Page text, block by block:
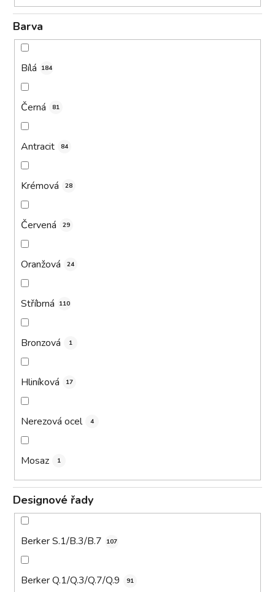
Barva
Bílá 184
Černá 81
Antracit 84
Krémová 28
Červená 29
Oranžová 24
Stříbrná 110
Bronzová 1
Hliníková 17
Nerezová ocel 4
Mosaz 1
Designové řady
Berker S.1/B.3/B.7 107
Berker Q.1/Q.3/Q.7/Q.9 91